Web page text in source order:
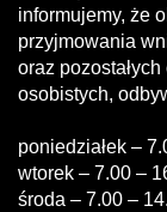
informujemy, że
przyjmowania
oraz
osobistych,
poniedziałek –
wtorek – 7.00 –
środa – 7.00 –